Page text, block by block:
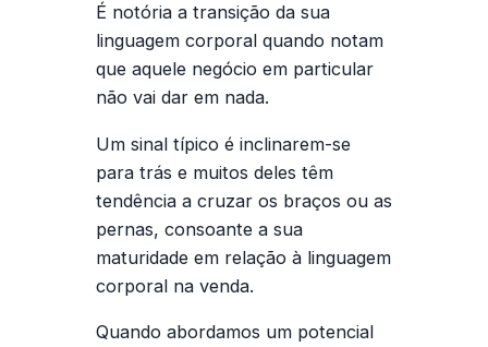
É notória a transição da sua
linguagem corporal quando notam
que aquele negócio em particular
não vai dar em nada.
Um sinal típico é inclinarem-se
para trás e muitos deles têm
tendência a cruzar os braços ou as
pernas, consoante a sua
maturidade em relação à linguagem
corporal na venda.
Quando abordamos um potencial